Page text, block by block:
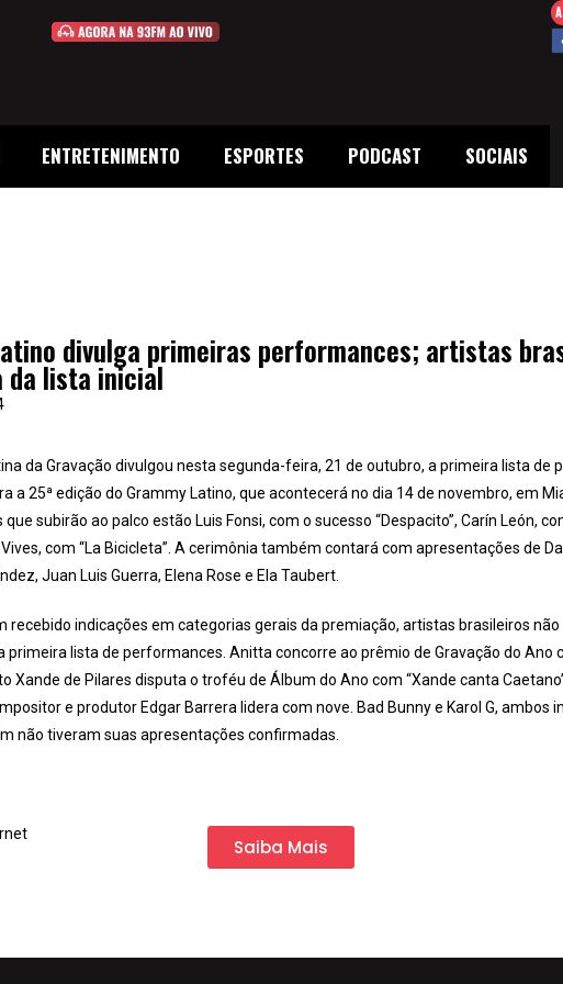
ENTRETENIMENTO ESPORTES PODCAST SOCIAIS
divulga primeiras performances; artistas
da lista inicial
da Gravação divulgou nesta segunda-feira, 21 de outubro, a primeira lista de
a 25ª edição do Grammy Latino, que acontecerá no dia 14 de novembro, em
subirão ao palco estão Luis Fonsi, com o sucesso “Despacito”, Carín León,
Vives, com “La Bicicleta”. A cerimônia também contará com apresentações de
Juan Luis Guerra, Elena Rose e Ela Taubert.
recebido indicações em categorias gerais da premiação, artistas brasileiros
primeira lista de performances. Anitta concorre ao prêmio de Gravação do Ano
Xande de Pilares disputa o troféu de Álbum do Ano com “Xande canta
e produtor Edgar Barrera lidera com nove. Bad Bunny e Karol G, ambos
não tiveram suas apresentações confirmadas.
Saiba Mais